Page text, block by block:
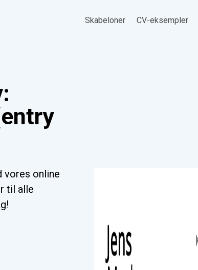
Skabeloner CV-eksempler
vores online
til alle